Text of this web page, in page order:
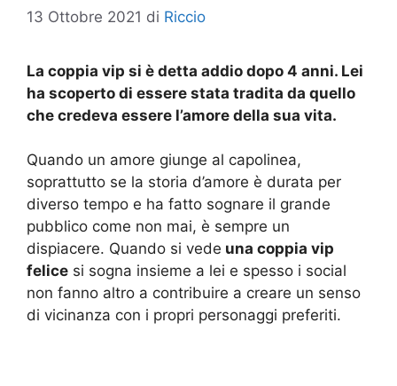
13 Ottobre 2021 di Riccio
La coppia vip si è detta addio dopo 4 anni. Lei
ha scoperto di essere stata tradita da quello
che credeva essere l’amore della sua vita.
Quando un amore giunge al capolinea,
soprattutto se la storia d’amore è durata per
diverso tempo e ha fatto sognare il grande
pubblico come non mai, è sempre un
dispiacere. Quando si vede una coppia vip
felice si sogna insieme a lei e spesso i social
non fanno altro a contribuire a creare un senso
di vicinanza con i propri personaggi preferiti.